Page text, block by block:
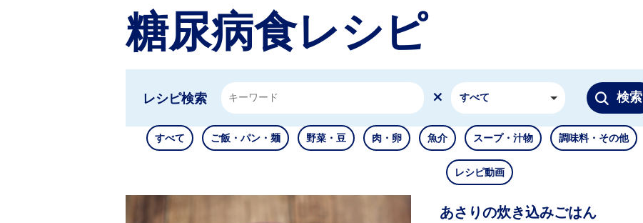
糖尿病食レシピ
レシピ検索 すべて 検索
すべて ご飯・パン・麺 野菜・豆 肉・卵 魚介 スープ・汁物 調味料・その他
レシピ動画
あさりの炊き込みごはん